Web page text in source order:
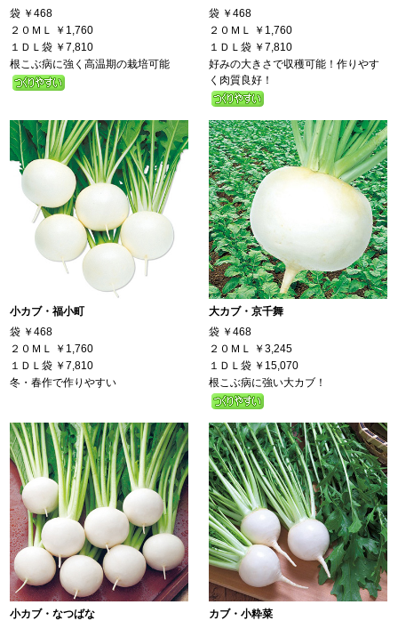
袋 ￥468
２０ＭＬ
￥1,760
１ＤＬ袋 ￥7,810
根こぶ病に強く高温期の栽培可能
袋 ￥468
２０ＭＬ
￥1,760
１ＤＬ袋 ￥7,810
好みの大きさで収穫可能！作りやす
く肉質良好！
小カブ・福小町
袋 ￥468
２０ＭＬ
￥1,760
１ＤＬ袋 ￥7,810
冬・春作で作りやすい
大カブ・京千舞
袋 ￥468
２０ＭＬ
￥3,245
１ＤＬ袋 ￥15,070
根こぶ病に強い大カブ！
小カブ・なつばな
カブ・小粋菜